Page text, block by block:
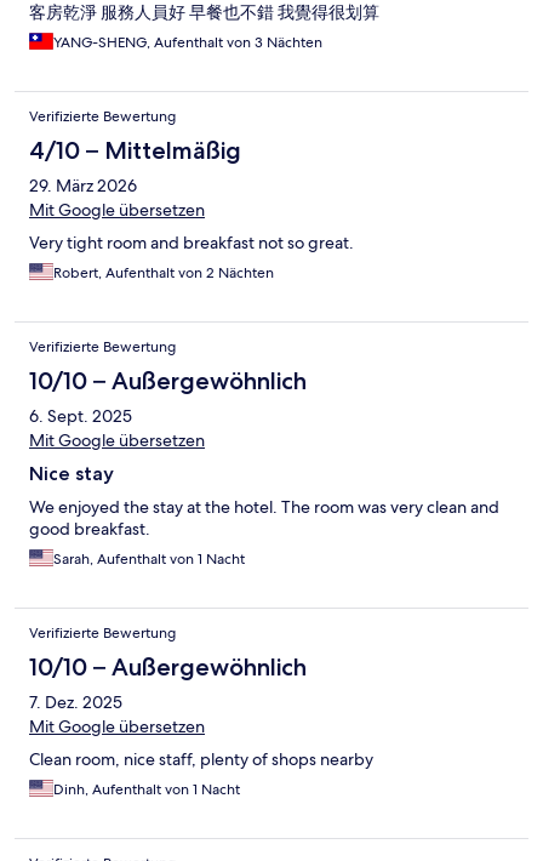
客房乾淨 服務人員好 早餐也不錯 我覺得很划算
YANG-SHENG, Aufenthalt von 3 Nächten
Verifizierte Bewertung
4/10 – Mittelmäßig
29. März 2026
Mit Google übersetzen
Very tight room and breakfast not so great.
Robert, Aufenthalt von 2 Nächten
Verifizierte Bewertung
10/10 – Außergewöhnlich
6. Sept. 2025
Mit Google übersetzen
Nice stay
We enjoyed the stay at the hotel. The room was very clean and
good breakfast.
Sarah, Aufenthalt von 1 Nacht
Verifizierte Bewertung
10/10 – Außergewöhnlich
7. Dez. 2025
Mit Google übersetzen
Clean room, nice staff, plenty of shops nearby
Dinh, Aufenthalt von 1 Nacht